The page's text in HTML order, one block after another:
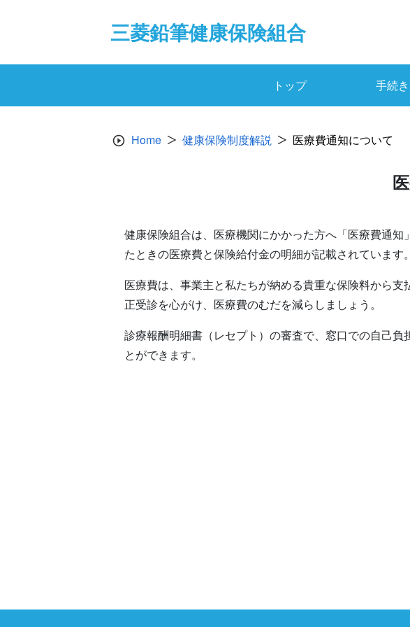
三菱鉛筆健康保険組合
トップ 手続
Home 健康保険制度解説 医療費通知について
健康保険組合は、医療機関にかかった方へ「医療費通
たときの医療費と保険給付金の明細が記載されています
医療費は、事業主と私たちが納める貴重な保険料から
正受診を心がけ、医療費のむだを減らしましょう。
診療報酬明細書（レセプト）の審査で、窓口での自己
とができます。